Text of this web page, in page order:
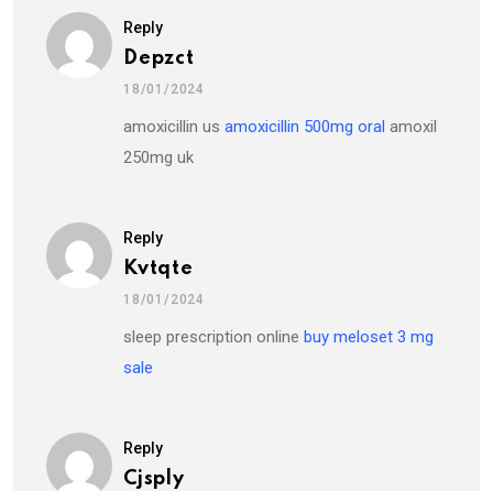
Reply
Depzct
18/01/2024
amoxicillin us amoxicillin 500mg oral amoxil
250mg uk
Reply
Kvtqte
18/01/2024
sleep prescription online buy meloset 3 mg
sale
Reply
Cjsply